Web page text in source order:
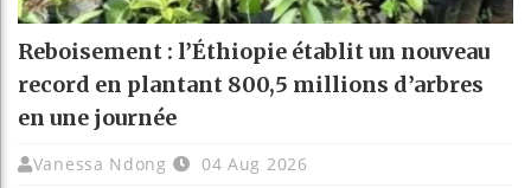
Reboisement : l’Éthiopie établit un nouveau
record en plantant 800,5 millions d’arbres
en une journée
Vanessa Ndong 04 Aug 2026